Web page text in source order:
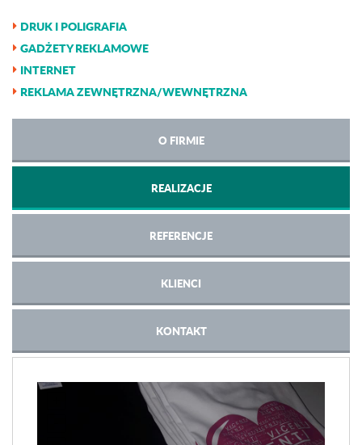
DRUK I POLIGRAFIA
GADŻETY REKLAMOWE
INTERNET
REKLAMA ZEWNĘTRZNA/WEWNĘTRZNA
O FIRMIE
REALIZACJE
REFERENCJE
KLIENCI
KONTAKT